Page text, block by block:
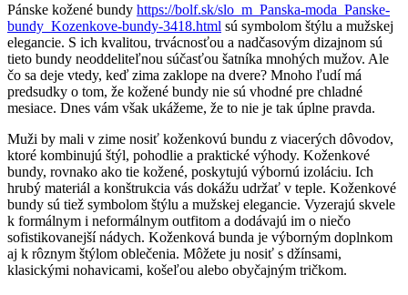
Pánske kožené bundy https://bolf.sk/slo_m_Panska-moda_Panske-
bundy_Kozenkove-bundy-3418.html sú symbolom štýlu a mužskej
elegancie. S ich kvalitou, trvácnosťou a nadčasovým dizajnom sú
tieto bundy neoddeliteľnou súčasťou šatníka mnohých mužov. Ale
čo sa deje vtedy, keď zima zaklope na dvere? Mnoho ľudí má
predsudky o tom, že kožené bundy nie sú vhodné pre chladné
mesiace. Dnes vám však ukážeme, že to nie je tak úplne pravda.
Muži by mali v zime nosiť koženkovú bundu z viacerých dôvodov,
ktoré kombinujú štýl, pohodlie a praktické výhody. Koženkové
bundy, rovnako ako tie kožené, poskytujú výbornú izoláciu. Ich
hrubý materiál a konštrukcia vás dokážu udržať v teple. Koženkové
bundy sú tiež symbolom štýlu a mužskej elegancie. Vyzerajú skvele
k formálnym i neformálnym outfitom a dodávajú im o niečo
sofistikovanejší nádych. Koženková bunda je výborným doplnkom
aj k rôznym štýlom oblečenia. Môžete ju nosiť s džínsami,
klasickými nohavicami, košeľou alebo obyčajným tričkom.